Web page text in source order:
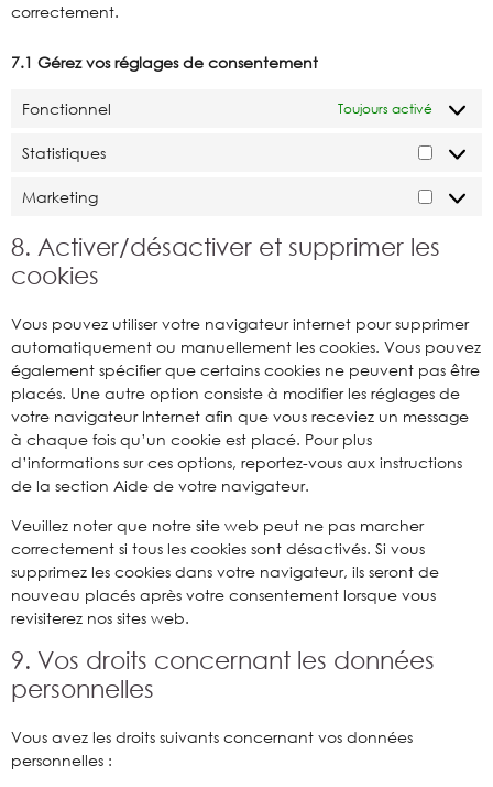
correctement.
7.1 Gérez vos réglages de consentement
Fonctionnel Toujours activé
Statistiques
Marketing
8. Activer/désactiver et supprimer les
cookies
Vous pouvez utiliser votre navigateur internet pour supprimer
automatiquement ou manuellement les cookies. Vous pouvez
également spécifier que certains cookies ne peuvent pas être
placés. Une autre option consiste à modifier les réglages de
votre navigateur Internet afin que vous receviez un message
à chaque fois qu’un cookie est placé. Pour plus
d’informations sur ces options, reportez-vous aux instructions
de la section Aide de votre navigateur.
Veuillez noter que notre site web peut ne pas marcher
correctement si tous les cookies sont désactivés. Si vous
supprimez les cookies dans votre navigateur, ils seront de
nouveau placés après votre consentement lorsque vous
revisiterez nos sites web.
9. Vos droits concernant les données
personnelles
Vous avez les droits suivants concernant vos données
personnelles :